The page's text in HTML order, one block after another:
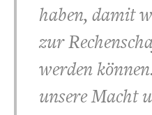
haben, damit
zur
werden
unsere Macht